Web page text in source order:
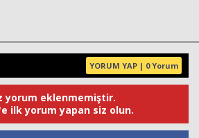
YORUM YAP | 0 Yorum
yorum eklenmemiştir.
ilk yorum yapan siz olun.